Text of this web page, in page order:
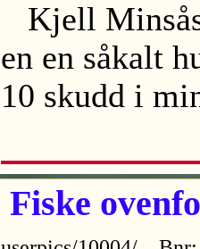
Kjell
en en såkalt
10 skudd i
Fiske